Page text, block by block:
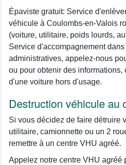
Épaviste gratuit: Service
véhicule à Coulombs-en-Valois
(voiture, utilitaire, poids lourds,
Service d'accompagnement
administratives, appelez-nous
ou pour obtenir des informations,
d'une voiture hors d'usage.
Destruction véhicule au
Si vous décidez de faire détruire
utilitaire, camionnette ou un 2
remettre à un centre VHU agréé.
Appelez notre centre VHU agréé